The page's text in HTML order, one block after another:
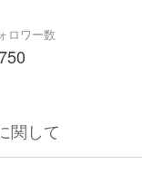
ロワー数
関して